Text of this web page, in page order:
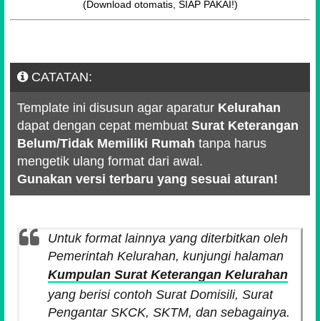
(Download otomatis, SIAP PAKAI!)
CATATAN:
Template ini disusun agar aparatur Kelurahan
dapat dengan cepat membuat Surat Keterangan
Belum/Tidak Memiliki Rumah tanpa harus
mengetik ulang format dari awal.
Gunakan versi terbaru yang sesuai aturan!
Untuk format lainnya yang diterbitkan oleh
Pemerintah Kelurahan, kunjungi halaman
Kumpulan Surat Keterangan Kelurahan
yang berisi contoh Surat Domisili, Surat
Pengantar SKCK, SKTM, dan sebagainya.